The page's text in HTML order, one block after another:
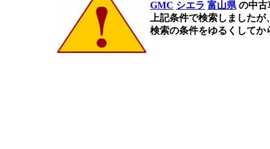
GMC シエラ 富山県 の中古
上記条件で検索しました
検索の条件をゆるくして